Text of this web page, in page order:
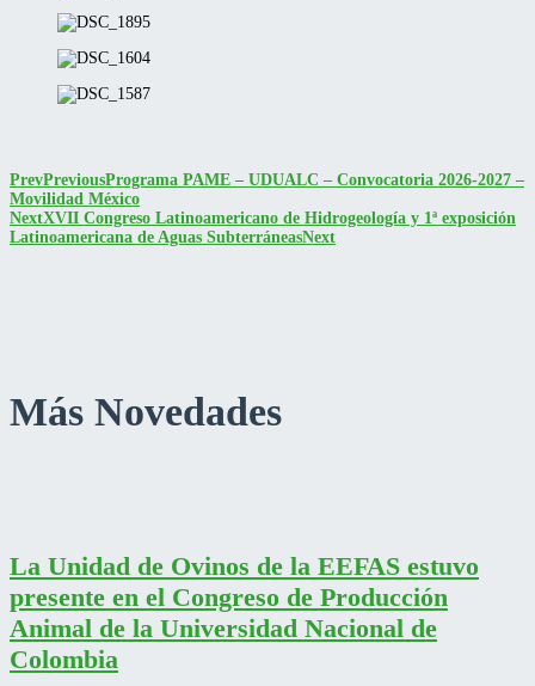
PrevPreviousPrograma PAME – UDUALC – Convocatoria 2026-2027 –
Movilidad México
NextXVII Congreso Latinoamericano de Hidrogeología y 1ª exposición
Latinoamericana de Aguas SubterráneasNext
Más Novedades
La Unidad de Ovinos de la EEFAS estuvo
presente en el Congreso de Producción
Animal de la Universidad Nacional de
Colombia